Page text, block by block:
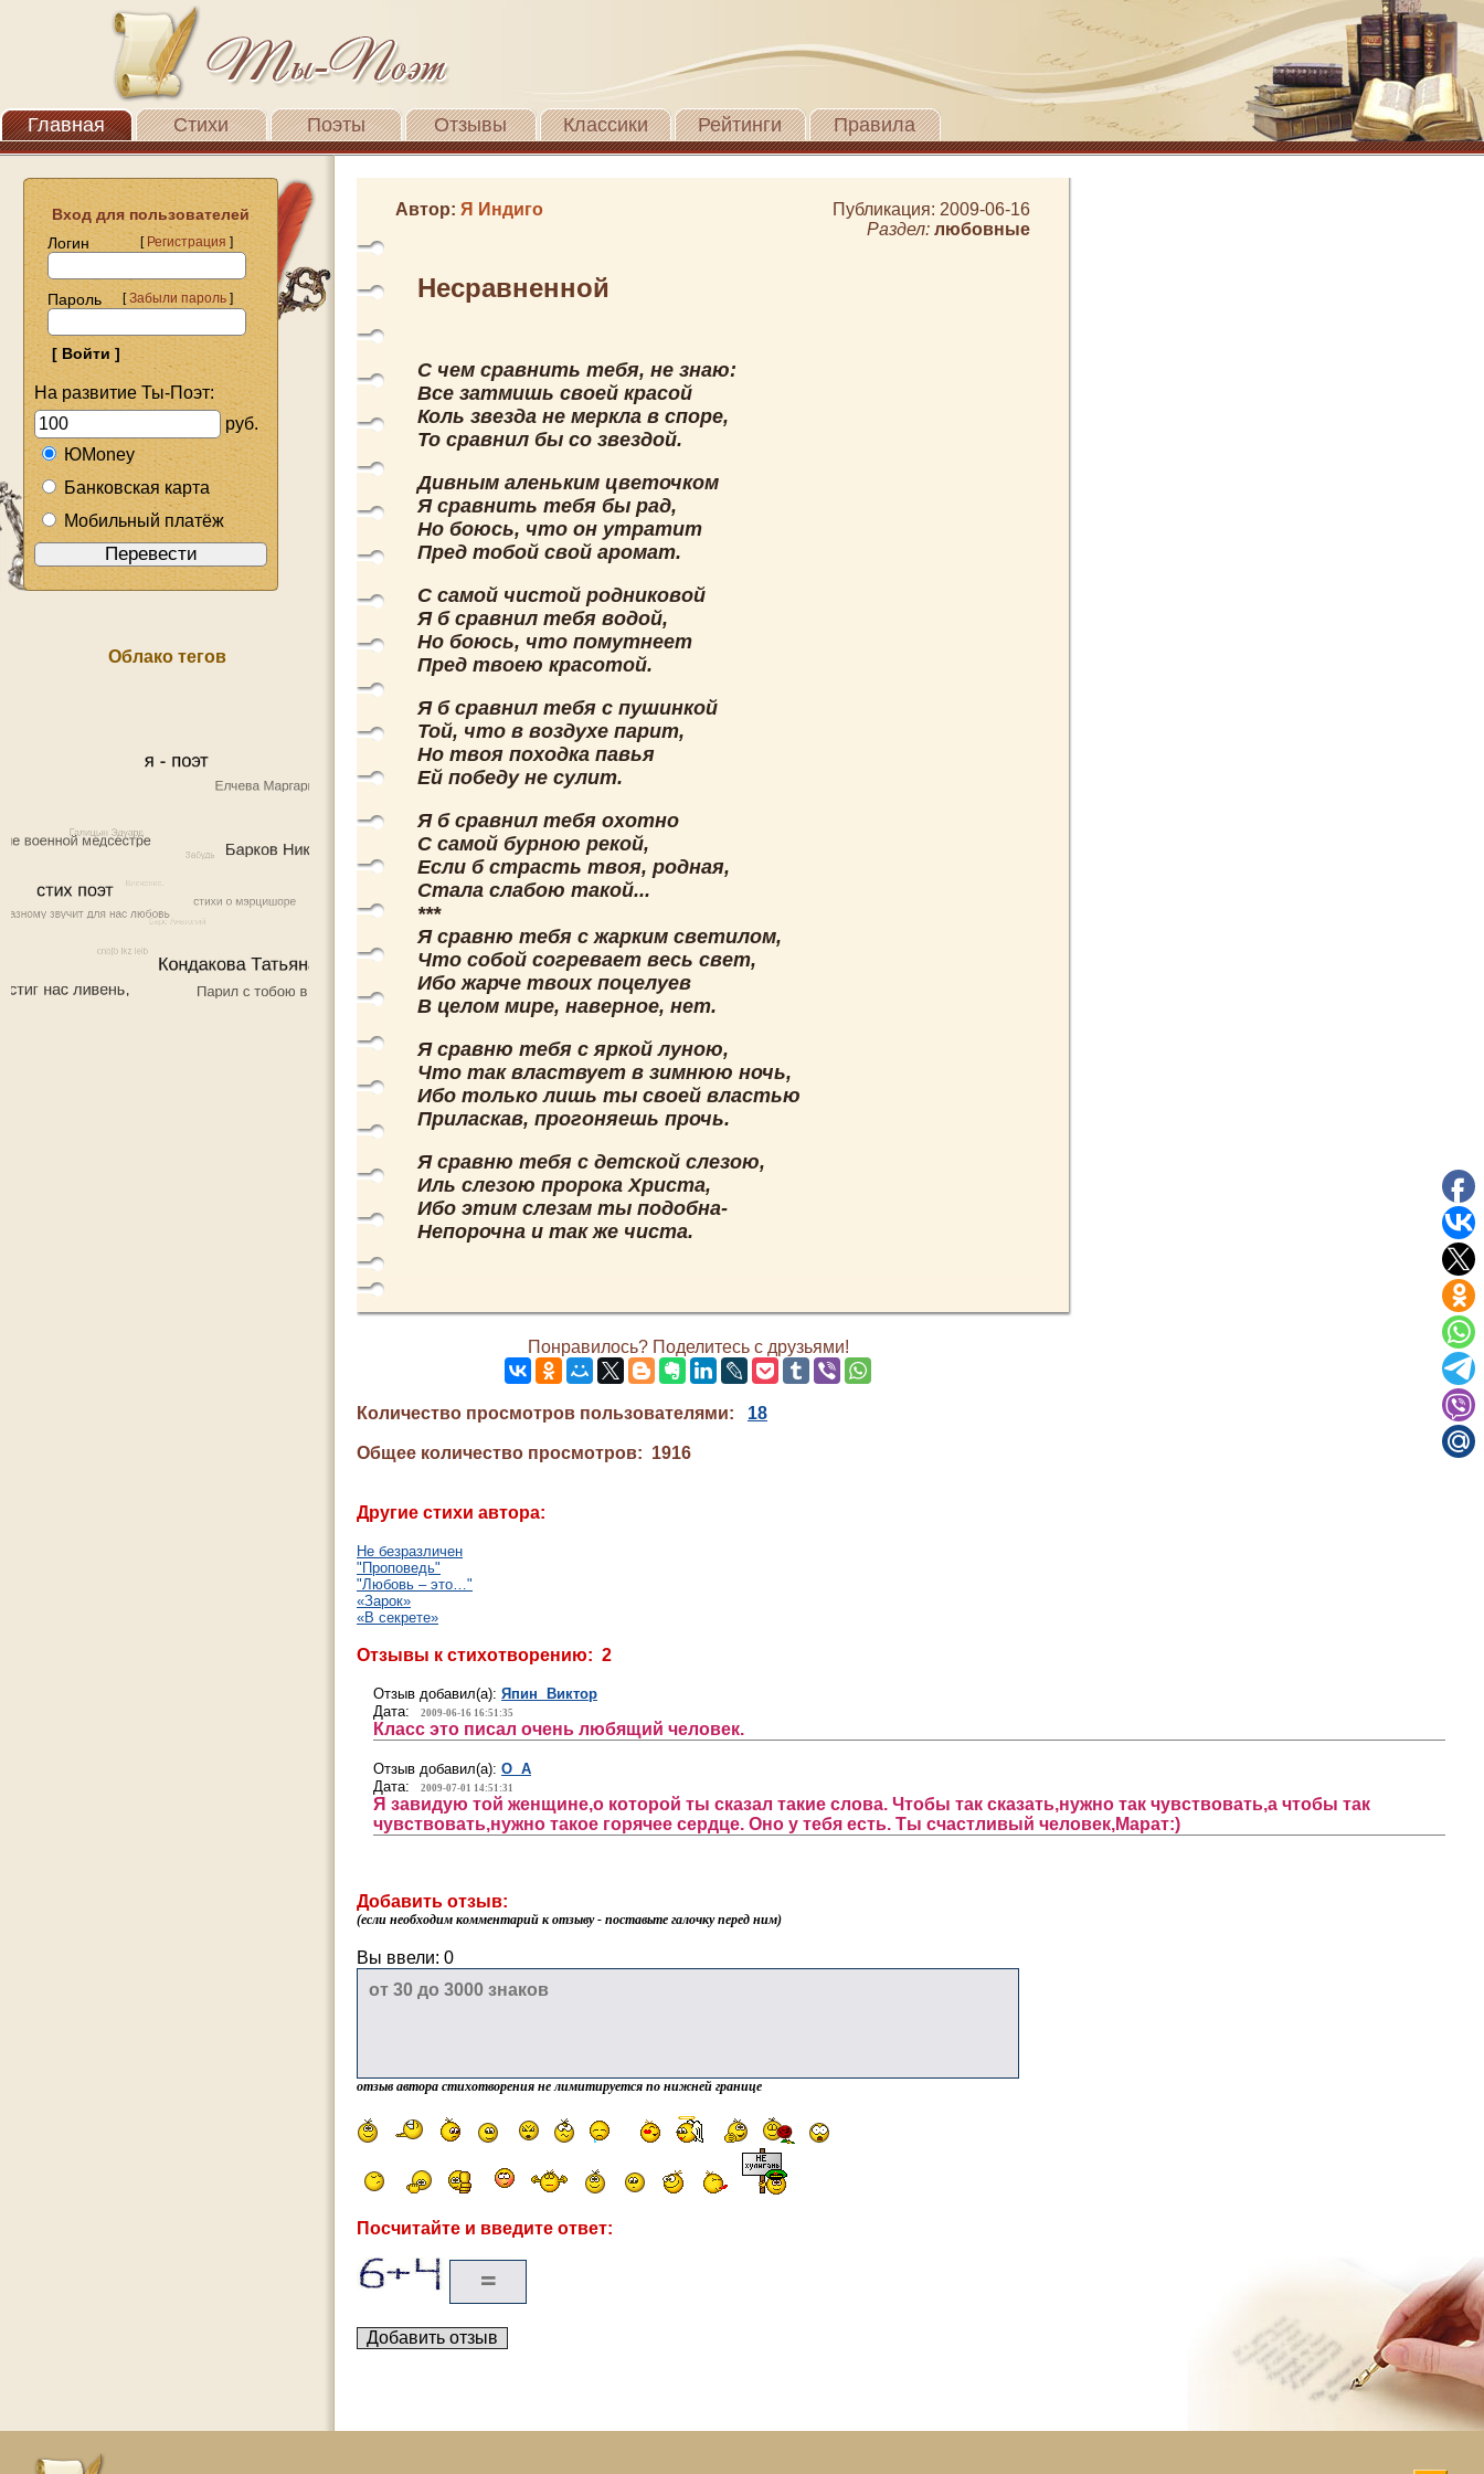
Главная Стихи Поэты Отзывы Классики Рейтинги Правила
Вход для пользователей
Логин
[Регистрация]
Пароль [Забыли пароль]
На развитие Ты-Поэт:
руб.
ЮMoney
Банковская карта
Мобильный платёж
Облако тегов
Автор: Я Индиго
Публикация: 2009-06-16
Раздел: любовные
Несравненной
С чем сравнить тебя, не знаю:
Все затмишь своей красой
Коль звезда не меркла в споре,
То сравнил бы со звездой.
Дивным аленьким цветочком
Я сравнить тебя бы рад,
Но боюсь, что он утратит
Пред тобой свой аромат.
С самой чистой родниковой
Я б сравнил тебя водой,
Но боюсь, что помутнеет
Пред твоею красотой.
Я б сравнил тебя с пушинкой
Той, что в воздухе парит,
Но твоя походка павья
Ей победу не сулит.
Я б сравнил тебя охотно
С самой бурною рекой,
Если б страсть твоя, родная,
Стала слабою такой...
***
Я сравню тебя с жарким светилом,
Что собой согревает весь свет,
Ибо жарче твоих поцелуев
В целом мире, наверное, нет.
Я сравню тебя с яркой луною,
Что так властвует в зимнюю ночь,
Ибо только лишь ты своей властью
Приласкав, прогоняешь прочь.
Я сравню тебя с детской слезою,
Иль слезою пророка Христа,
Ибо этим слезам ты подобна-
Непорочна и так же чиста.
Понравилось? Поделитесь с друзьями!
Количество просмотров пользователями: 18
Общее количество просмотров: 1916
Другие стихи автора:
Не безразличен
"Проповедь"
"Любовь – это…"
«Зарок»
«В секрете»
Отзывы к стихотворению: 2
Отзыв добавил(а): Япин Виктор
Дата:
2009-06-16 16:51:35
Класс это писал очень любящий человек.
Отзыв добавил(а): О А
Дата:
2009-07-01 14:51:31
Я завидую той женщине,о которой ты сказал такие слова. Чтобы так сказать,нужно так чувствовать,а чтобы так
чувствовать,нужно такое горячее сердце. Оно у тебя есть. Ты счастливый человек,Марат:)
Добавить отзыв:
(если необходим комментарий к отзыву - поставьте галочку перед ним)
Вы ввели: 0
отзыв автора стихотворения не лимитируется по нижней границе
Посчитайте и введите ответ: